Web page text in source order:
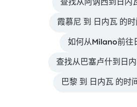
查找从阿讷西到日内
霞慕尼 到 日内瓦 的
如何从Milano前往
查找从巴塞卢什到日
巴黎 到 日内瓦 的时